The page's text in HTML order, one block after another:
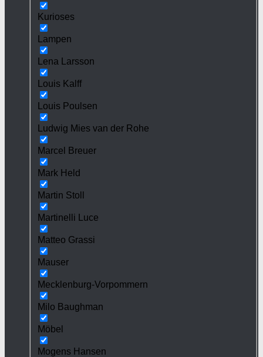
Kurioses
Lampen
Lena Larsson
Louis Kalff
Louis Poulsen
Ludwig Mies van der Rohe
Marcel Breuer
Mark Held
Martin Stoll
Martinelli Luce
Matteo Grassi
Mauser
Mecklenburg-Vorpommern
Milo Baughman
Möbel
Mogens Hansen